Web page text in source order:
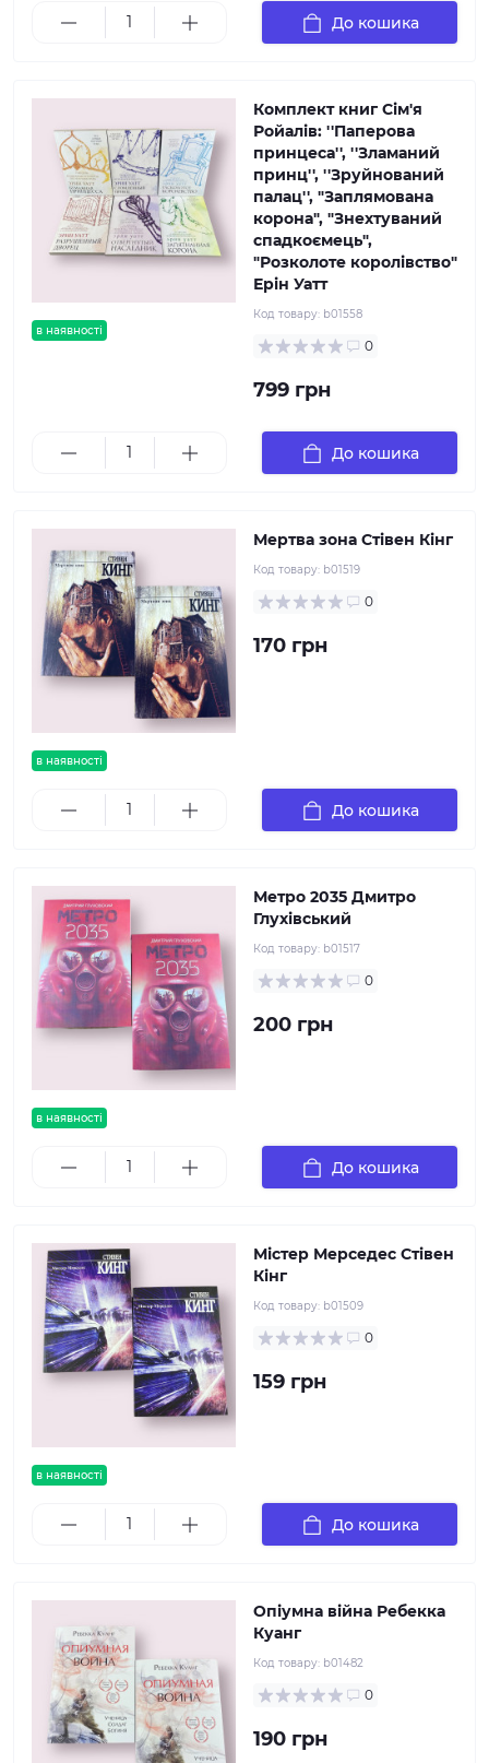
До кошика
в наявності
Комплект книг Сім'я
Ройалів: ''Паперова
принцеса'', ''Зламаний
принц'', ''Зруйнований
палац'', "Заплямована
корона", "Знехтуваний
спадкоємець",
"Розколоте королівство"
Ерін Уатт
Код товару: b01558
0
799 грн
До кошика
в наявності
Мертва зона Стівен Кінг
Код товару: b01519
0
170 грн
До кошика
в наявності
Метро 2035 Дмитро
Глухівський
Код товару: b01517
0
200 грн
До кошика
в наявності
Містер Мерседес Стівен
Кінг
Код товару: b01509
0
159 грн
До кошика
Опіумна війна Ребекка
Куанг
Код товару: b01482
0
190 грн